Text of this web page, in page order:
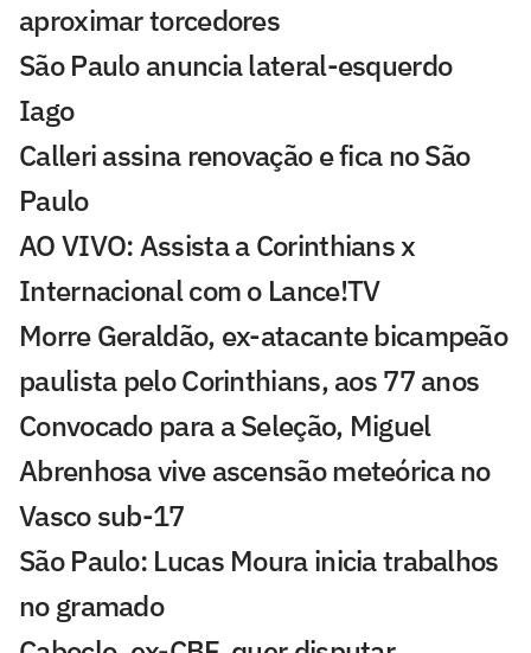
aproximar torcedores
São Paulo anuncia lateral-esquerdo
Iago
Calleri assina renovação e fica no São
Paulo
AO VIVO: Assista a Corinthians x
Internacional com o Lance!TV
Morre Geraldão, ex-atacante bicampeão
paulista pelo Corinthians, aos 77 anos
Convocado para a Seleção, Miguel
Abrenhosa vive ascensão meteórica no
Vasco sub-17
São Paulo: Lucas Moura inicia trabalhos
no gramado